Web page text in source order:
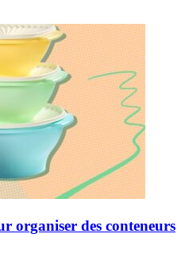
organiser des conteneurs